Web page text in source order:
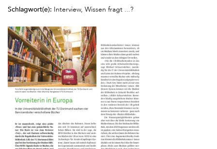
Schlagwort(e): Interview, Wissen fragt ...?